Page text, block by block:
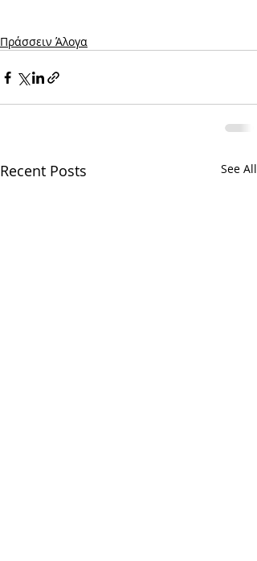
Πράσσειν Άλογα
Recent Posts See All